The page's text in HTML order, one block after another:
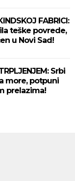
FABRICI:
teške povrede,
u Novi Sad!
Srbi
more, potpuni
prelazima!